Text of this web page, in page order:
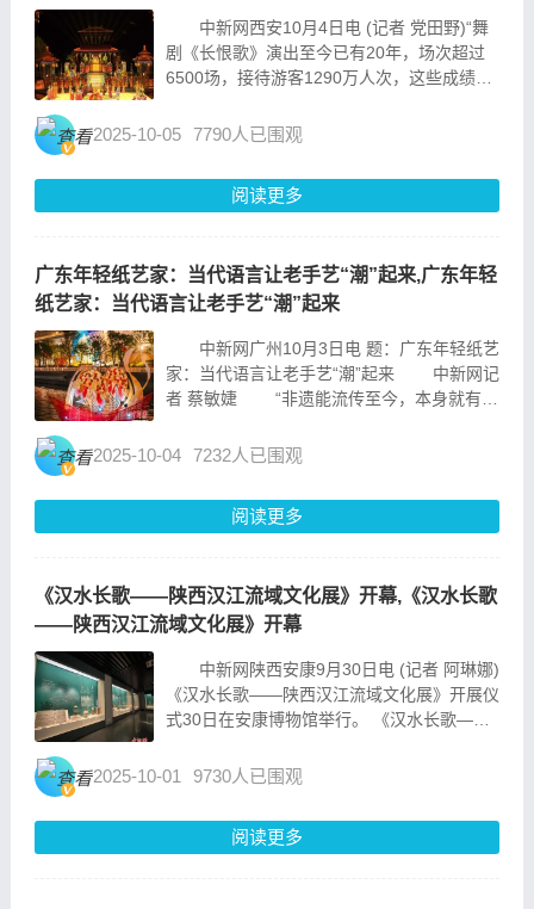
中新网西安10月4日电 (记者 党田野)“舞
剧《长恨歌》演出至今已有20年，场次超过
6500场，接待游客1290万人次，这些成绩的
付出。”陕西长恨歌演艺文化有限公司艺术总
2025-10-05 7790人已围观
阅读更多
广东年轻纸艺家：当代语言让老手艺“潮”起来,广东年轻
纸艺家：当代语言让老手艺“潮”起来
中新网广州10月3日电 题：广东年轻纸艺
家：当代语言让老手艺“潮”起来 中新网记
者 蔡敏婕 “非遗能流传至今，本身就有强
展。”在广东纸艺艺术家温绮雯看来，传承不
为其...
2025-10-04 7232人已围观
阅读更多
《汉水长歌——陕西汉江流域文化展》开幕,《汉水长歌
——陕西汉江流域文化展》开幕
中新网陕西安康9月30日电 (记者 阿琳娜)
《汉水长歌——陕西汉江流域文化展》开展仪
式30日在安康博物馆举行。 《汉水长歌——
《汉水长歌——陕西汉江流域文化展》由
2025-10-01 9730人已围观
阅读更多